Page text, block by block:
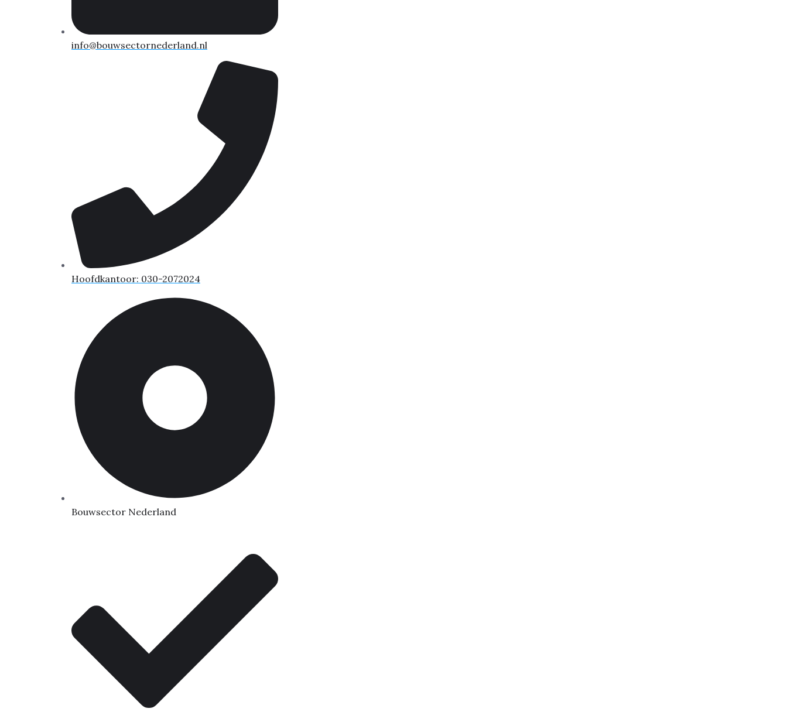
info@bouwsectornederland.nl
Hoofdkantoor: 030-2072024
Bouwsector Nederland